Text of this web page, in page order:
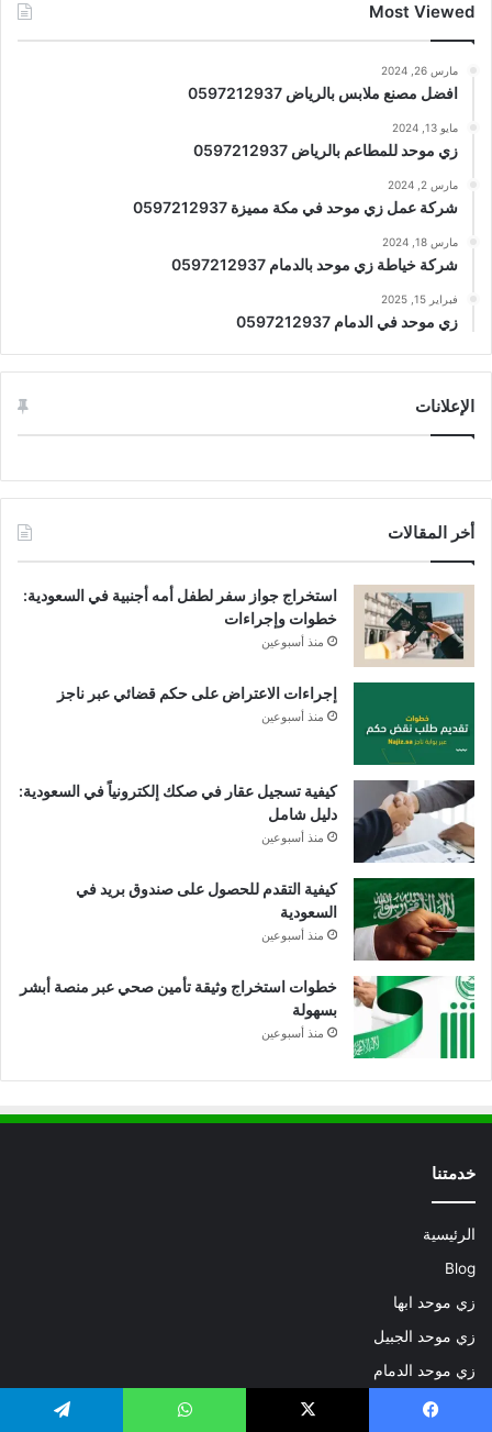
Most Viewed
مارس 26, 2024
افضل مصنع ملابس بالرياض 0597212937
مايو 13, 2024
زي موحد للمطاعم بالرياض 0597212937
مارس 2, 2024
شركة عمل زي موحد في مكة مميزة 0597212937
مارس 18, 2024
شركة خياطة زي موحد بالدمام 0597212937
فبراير 15, 2025
زي موحد في الدمام 0597212937
الإعلانات
أخر المقالات
استخراج جواز سفر لطفل أمه أجنبية في السعودية:
خطوات وإجراءات
منذ أسبوعين
إجراءات الاعتراض على حكم قضائي عبر ناجز
منذ أسبوعين
كيفية تسجيل عقار في صكك إلكترونياً في السعودية:
دليل شامل
منذ أسبوعين
كيفية التقدم للحصول على صندوق بريد في
السعودية
منذ أسبوعين
خطوات استخراج وثيقة تأمين صحي عبر منصة أبشر
بسهولة
منذ أسبوعين
خدمتنا
الرئيسية
Blog
زي موحد ابها
زي موحد الجبيل
زي موحد الدمام
زي موحد الرياض